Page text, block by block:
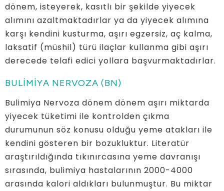
dönem, isteyerek, kasıtlı bir şekilde yiyecek
alımını azaltmaktadırlar ya da yiyecek alımına
karşı kendini kusturma, aşırı egzersiz, aç kalma,
laksatif (müshil) türü ilaçlar kullanma gibi aşırı
derecede telafi edici yollara başvurmaktadırlar.
BULİMİYA NERVOZA (BN)
Bulimiya Nervoza dönem dönem aşırı miktarda
yiyecek tüketimi ile kontrolden çıkma
durumunun söz konusu olduğu yeme atakları ile
kendini gösteren bir bozukluktur. Literatür
araştırıldığında tıkınırcasına yeme davranışı
sırasında, bulimiya hastalarının 2000-4000
arasında kalori aldıkları bulunmuştur. Bu miktar